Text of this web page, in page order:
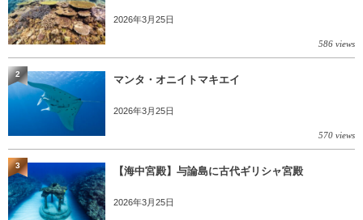
2026年3月25日
586 views
マンタ・オニイトマキエイ
2026年3月25日
570 views
2
【海中宮殿】与論島に古代ギリシャ宮殿
2026年3月25日
3